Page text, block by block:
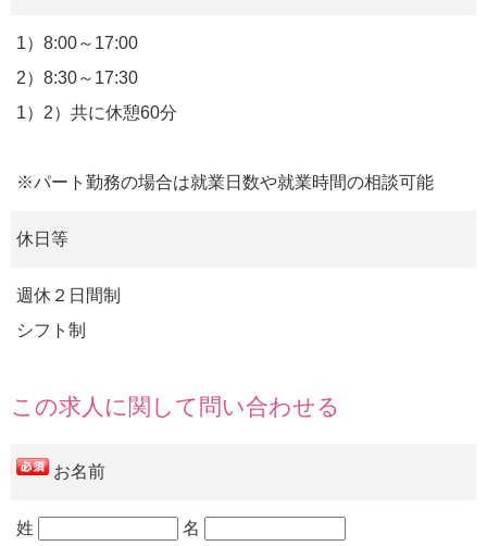
1）8:00～17:00
2）8:30～17:30
1）2）共に休憩60分
※パート勤務の場合は就業日数や就業時間の相談可能
休日等
週休２日間制
シフト制
この求人に関して問い合わせる
お名前
姓 名